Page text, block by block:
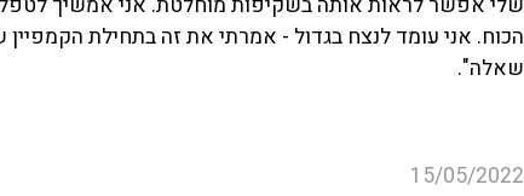
הכוח. אני עומד לנצח בגדול - אמרתי את זה בתחילת
שאלה".
15/05/2022